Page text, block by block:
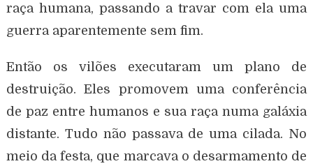
raça humana, passando a travar com ela uma
guerra aparentemente sem fim.
Então os vilões executaram um plano de
destruição. Eles promovem uma conferência
de paz entre humanos e sua raça numa galáxia
distante. Tudo não passava de uma cilada. No
meio da festa, que marcava o desarmamento de